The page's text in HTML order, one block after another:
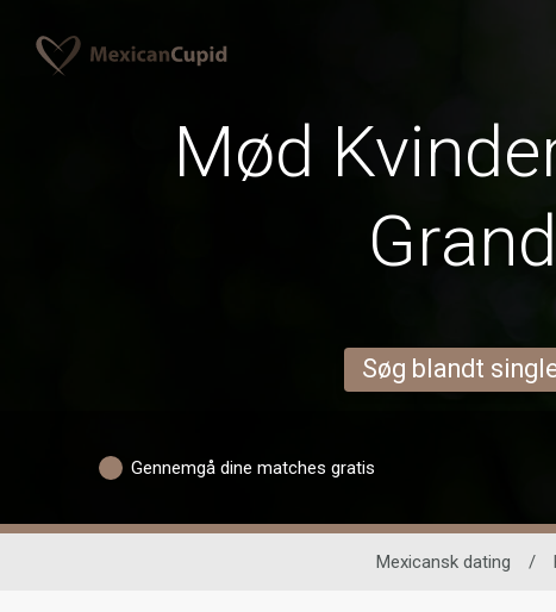
Mød
Søg blandt
Gennemgå dine matches gratis
Mexicansk dating /